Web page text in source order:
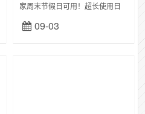
家周末节假日可用！超长使用日
小亲子套餐』；跑酷区+10枚电玩
币+2双一次性袜子（入园需
09-03